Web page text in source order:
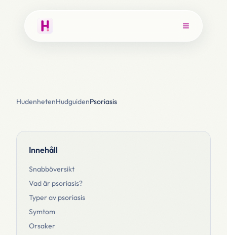
HudenhetenHudguidenPsoriasis
Innehåll
Snabböversikt
Vad är psoriasis?
Typer av psoriasis
Symtom
Orsaker